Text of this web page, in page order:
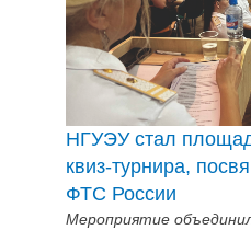
НГУЭУ стал
квиз-турнира,
ФТС России
Мероприятие